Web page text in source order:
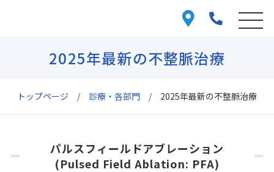
トップページ 診療・各部門 2025年最新の不整脈治療
2025年最新の不整脈治療
パルスフィールドアブレーション
(Pulsed Field Ablation: PFA)